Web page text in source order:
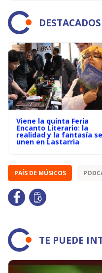
DESTACADOS
Viene la quinta Feria
Encanto Literario: la
realidad y la fantasía se
unen en Lastarria
PAÍS DE MÚSICOS
TE PUEDE